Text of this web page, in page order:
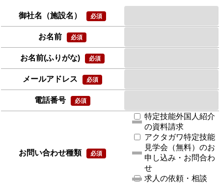
御社名（施設名）
お名前
お名前(ふりがな)
メールアドレス
電話番号
お問い合わせ種類
特定技能外国人紹介
の資料請求
アクタガワ特定技能
見学会（無料）のお
申し込み・お問合わ
せ
求人の依頼・相談